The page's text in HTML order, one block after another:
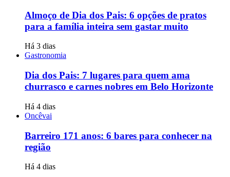
Almoço de Dia dos Pais: 6 opções de pratos
para a família inteira sem gastar muito
Há 3 dias
Gastronomia
Dia dos Pais: 7 lugares para quem ama
churrasco e carnes nobres em Belo Horizonte
Há 4 dias
Oncêvai
Barreiro 171 anos: 6 bares para conhecer na
região
Há 4 dias